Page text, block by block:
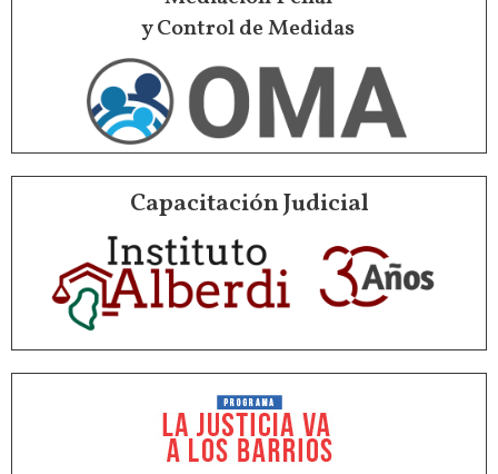
y Control de Medidas
Capacitación Judicial